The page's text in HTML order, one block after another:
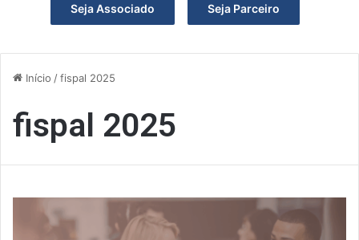
Seja Associado Seja Parceiro
Início /fispal 2025
fispal 2025